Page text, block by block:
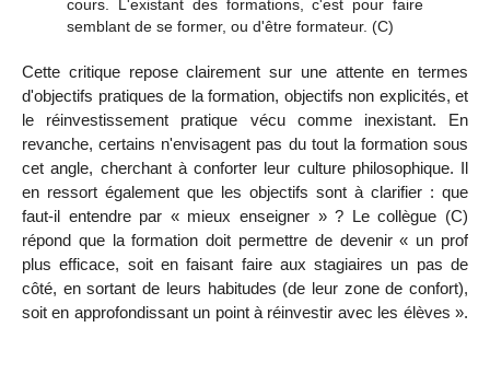
cours. L'existant des formations, c'est pour faire
semblant de se former, ou d'être formateur. (C)
Cette critique repose clairement sur une attente en termes
d'objectifs pratiques de la formation, objectifs non explicités, et
le réinvestissement pratique vécu comme inexistant. En
revanche, certains n'envisagent pas du tout la formation sous
cet angle, cherchant à conforter leur culture philosophique. Il
en ressort également que les objectifs sont à clarifier : que
faut-il entendre par « mieux enseigner » ? Le collègue (C)
répond que la formation doit permettre de devenir « un prof
plus efficace, soit en faisant faire aux stagiaires un pas de
côté, en sortant de leurs habitudes (de leur zone de confort),
soit en approfondissant un point à réinvestir avec les élèves ».